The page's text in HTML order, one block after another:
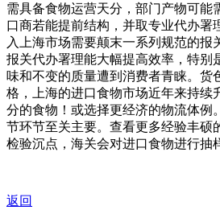
需具备食物运营天分，部门产物可能
口商若能提前结构，并取专业代办署
入上海市场需要颠末一系列规范的报
报关代办署理能大幅提高效率，特别
味和不变的质量遭到消费者青睐。货
格，上海的进口食物市场近年来持续
分的食物！或选择更经济的物流体例
节环节至关主要。查看更多经验丰硕
检验沉点，海关会对进口食物进行抽
返回